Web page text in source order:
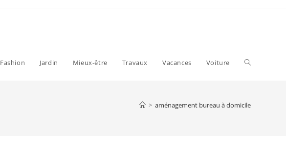
Fashion Jardin Mieux-être Travaux Vacances Voiture Toggle
> aménagement bureau à domicile